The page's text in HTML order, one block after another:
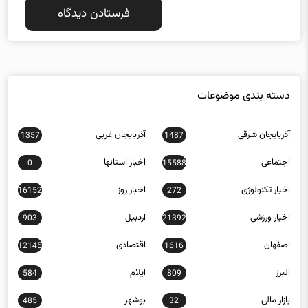
دسته بندی موضوعات
آذربایجان شرقی 1487 آذربایجان غربی 1357
اجتماعی 15588 اخبار استانها 0
اخبار تکنولوژی 272 اخبار روز 16152
اخبار ورزشی 21392 اردبیل 903
اصفهان 1616 اقتصادی 12145
البرز 809 ایلام 584
بازار مالی 32 بوشهر 485